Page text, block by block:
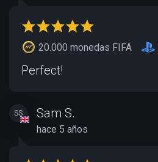
20.000 monedas FIFA
Perfect!
SS Sam S.
hace 5 años